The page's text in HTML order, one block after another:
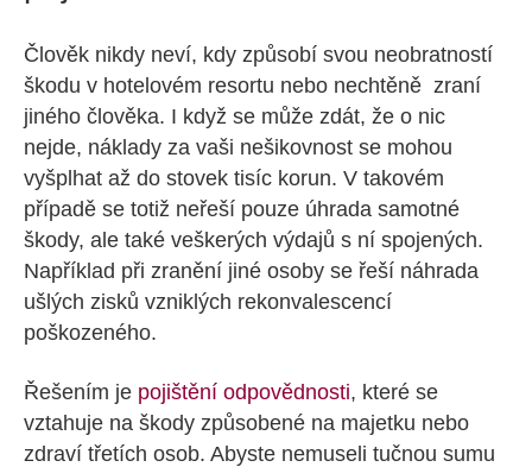
Člověk nikdy neví, kdy způsobí svou neobratností
škodu v hotelovém resortu nebo nechtěně zraní
jiného člověka. I když se může zdát, že o nic
nejde, náklady za vaši nešikovnost se mohou
vyšplhat až do stovek tisíc korun. V takovém
případě se totiž neřeší pouze úhrada samotné
škody, ale také veškerých výdajů s ní spojených.
Například při zranění jiné osoby se řeší náhrada
ušlých zisků vzniklých rekonvalescencí
poškozeného.
Řešením je pojištění odpovědnosti, které se
vztahuje na škody způsobené na majetku nebo
zdraví třetích osob. Abyste nemuseli tučnou sumu